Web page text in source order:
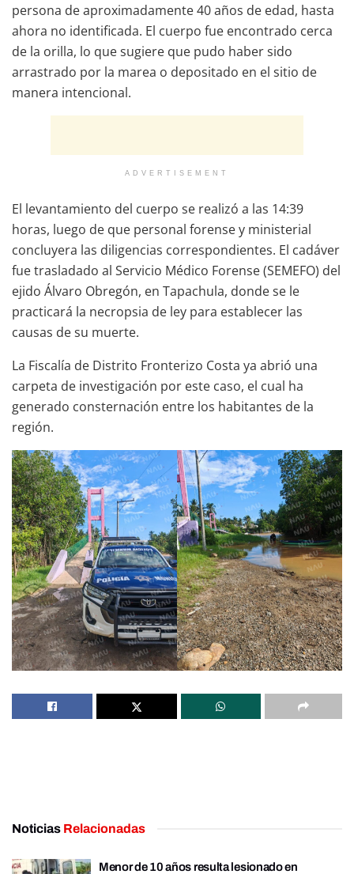
persona de aproximadamente 40 años de edad, hasta
ahora no identificada. El cuerpo fue encontrado cerca
de la orilla, lo que sugiere que pudo haber sido
arrastrado por la marea o depositado en el sitio de
manera intencional.
ADVERTISEMENT
El levantamiento del cuerpo se realizó a las 14:39
horas, luego de que personal forense y ministerial
concluyera las diligencias correspondientes. El cadáver
fue trasladado al Servicio Médico Forense (SEMEFO) del
ejido Álvaro Obregón, en Tapachula, donde se le
practicará la necropsia de ley para establecer las
causas de su muerte.
La Fiscalía de Distrito Fronterizo Costa ya abrió una
carpeta de investigación por este caso, el cual ha
generado consternación entre los habitantes de la
región.
Noticias Relacionadas
Menor de 10 años resulta lesionado en